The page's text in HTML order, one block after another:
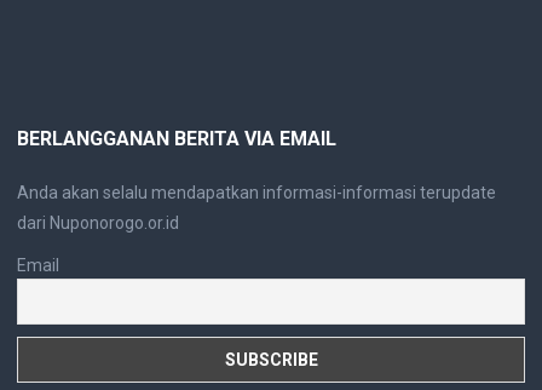
BERLANGGANAN BERITA VIA EMAIL
Anda akan selalu mendapatkan informasi-informasi terupdate
dari Nuponorogo.or.id
Email